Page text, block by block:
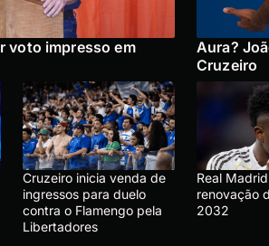
voto impresso em
Aura?
Cruzeiro
Cruzeiro inicia venda de
ingressos para duelo
contra o Flamengo pela
Libertadores
Real
renovação
2032